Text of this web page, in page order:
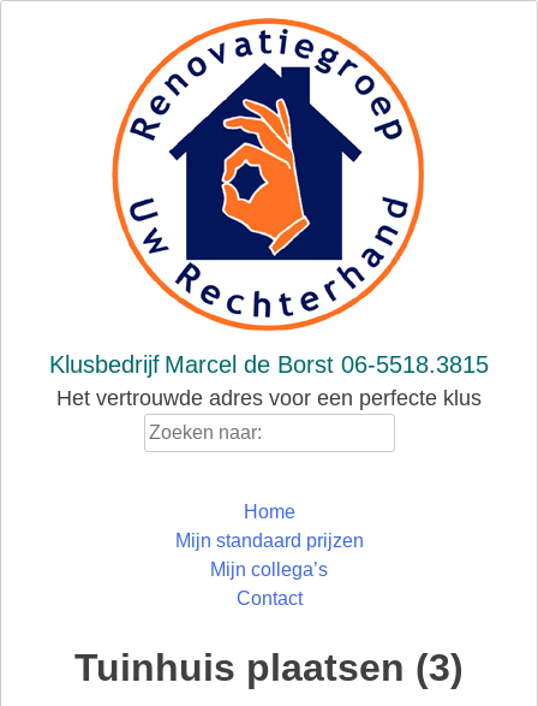
Klusbedrijf Marcel de Borst 06-5518.3815
Het vertrouwde adres voor een perfecte klus
Home
Mijn standaard prijzen
Mijn collega’s
Contact
Tuinhuis plaatsen (3)